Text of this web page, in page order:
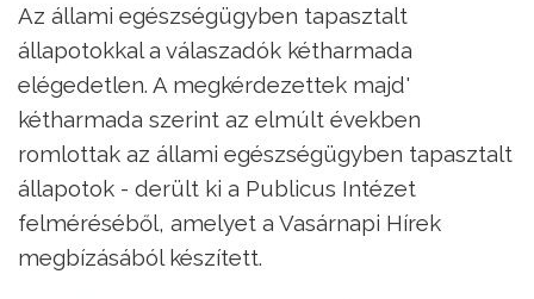
Az állami egészségügyben tapasztalt
állapotokkal a válaszadók kétharmada
elégedetlen. A megkérdezettek majd'
kétharmada szerint az elmúlt években
romlottak az állami egészségügyben tapasztalt
állapotok - derült ki a Publicus Intézet
felméréséből, amelyet a Vasárnapi Hírek
megbízásából készített.